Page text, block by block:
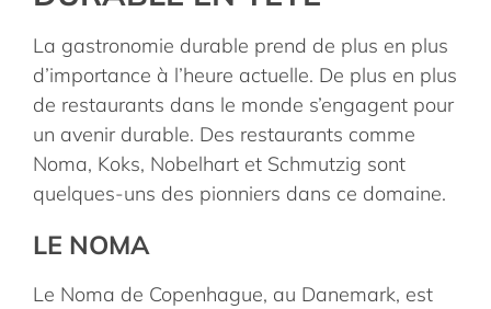
La gastronomie durable prend de plus en plus
d’importance à l’heure actuelle. De plus en plus
de restaurants dans le monde s’engagent pour
un avenir durable. Des restaurants comme
Noma, Koks, Nobelhart et Schmutzig sont
quelques-uns des pionniers dans ce domaine.
LE NOMA
Le Noma de Copenhague, au Danemark, est